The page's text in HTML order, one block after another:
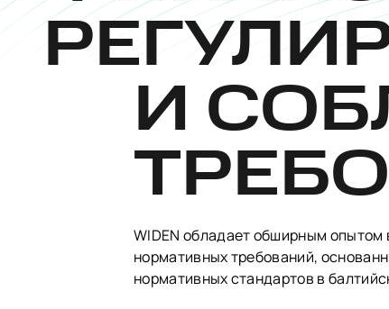
И
WIDEN обладает обширным опытом
нормативных требований,
нормативных стандартов в